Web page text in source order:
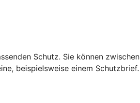
Schutz. Sie können
beispielsweise einem